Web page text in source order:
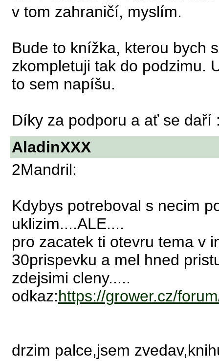
v tom zahraničí, myslím.
Bude to knížka, kterou bych
zkompletuji tak do podzimu.
to sem napíšu.
Díky za podporu a ať se daří
AladinXXX
2Mandril:
Kdybys potreboval s necim
uklizim....ALE....
pro zacatek ti otevru tema v
30prispevku a mel hned
zdejsimi cleny.....
odkaz:https://grower.cz/
drzim palce,jsem